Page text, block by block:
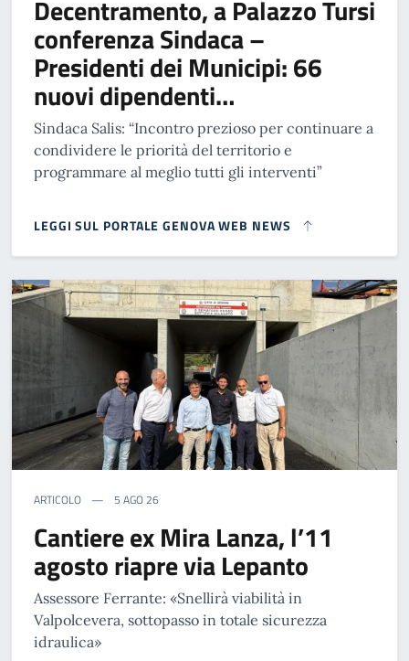
Decentramento, a Palazzo Tursi
conferenza Sindaca –
Presidenti dei Municipi: 66
nuovi dipendenti…
Sindaca Salis: “Incontro prezioso per continuare a
condividere le priorità del territorio e
programmare al meglio tutti gli interventi”
LEGGI SUL PORTALE GENOVA WEB NEWS
ARTICOLO 5 AGO 26
Cantiere ex Mira Lanza, l’11
agosto riapre via Lepanto
Assessore Ferrante: «Snellirà viabilità in
Valpolcevera, sottopasso in totale sicurezza
idraulica»